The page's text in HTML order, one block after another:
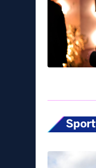
Sport